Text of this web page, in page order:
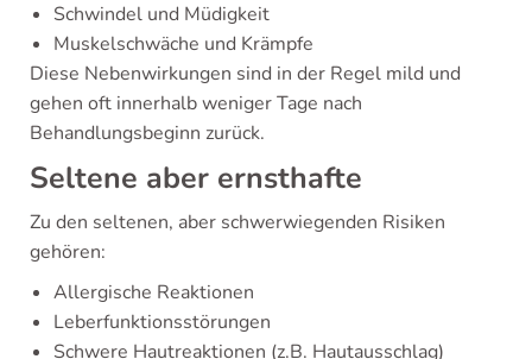
Schwindel und Müdigkeit
Muskelschwäche und Krämpfe
Diese Nebenwirkungen sind in der Regel mild und
gehen oft innerhalb weniger Tage nach
Behandlungsbeginn zurück.
Seltene aber ernsthafte
Zu den seltenen, aber schwerwiegenden Risiken
gehören:
Allergische Reaktionen
Leberfunktionsstörungen
Schwere Hautreaktionen (z.B. Hautausschlag)